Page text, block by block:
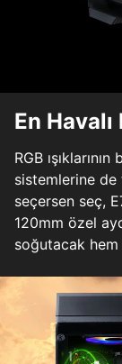
En
RGB
sistemlerine de
seçersen seç,
120mm özel
soğutacak